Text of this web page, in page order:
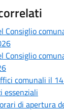
Consiglio
Consiglio
comunali il
essenziali
di apertura